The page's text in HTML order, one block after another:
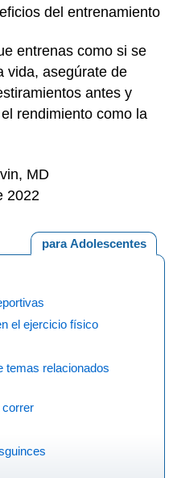
del entrenamiento
entrenas como si se
vida, asegúrate de
antes y
rendimiento como la
MD
2022
para Adolescentes
el ejercicio físico
temas relacionados
correr